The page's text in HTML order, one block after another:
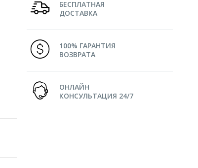
БЕСПЛАТНАЯ
ДОСТАВКА
100% ГАРАНТИЯ
ВОЗВРАТА
ОНЛАЙН
КОНСУЛЬТАЦИЯ 24/7